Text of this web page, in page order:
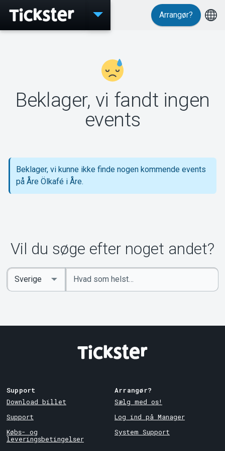
Events
MyTickster
Support
Arrangør?
Beklager, vi fandt ingen
events
Beklager, vi kunne ikke finde nogen kommende events
på Åre Ölkafé i Åre.
Vil du søge efter noget andet?
Indtast
søgeord
Select
Country
Support
Download billet
Support
Købs- og
leveringsbetingelser
Arrangør?
Sælg med os!
Log ind på Manager
System Support